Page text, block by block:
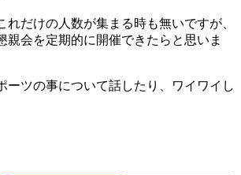
だけの人数が集まる時も無いですが、
親会を定期的に開催できたらと思いま
ツの事について話したり、ワイワイし